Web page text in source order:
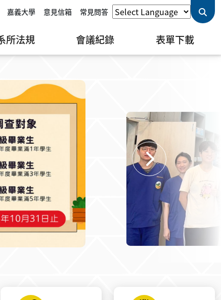
嘉義大學 意見信箱 常見問答
所法規 會議紀錄 表單下載